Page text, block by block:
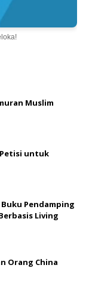
Muslim
untuk
Pendamping
Living
Orang China